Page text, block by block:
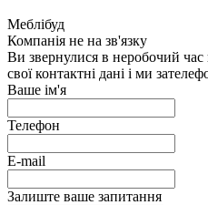
Меблібуд
Компанія не на зв'язку
Ви звернулися в неробочий час
свої контактні дані і ми
Ваше ім'я
Телефон
E-mail
Залиште ваше запитання